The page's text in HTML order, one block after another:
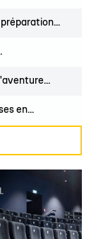
en...